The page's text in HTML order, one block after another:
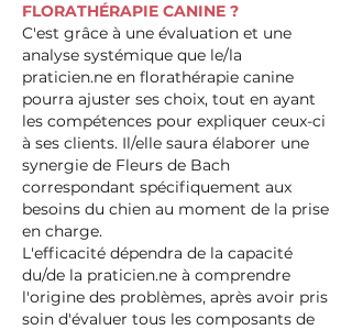
FLORATHÉRAPIE CANINE ?
C'est grâce à une évaluation et une
analyse systémique que le/la
praticien.ne en florathérapie canine
pourra ajuster ses choix, tout en ayant
les compétences pour expliquer ceux-ci
à ses clients. Il/elle saura élaborer une
synergie de Fleurs de Bach
correspondant spécifiquement aux
besoins du chien au moment de la prise
en charge.
L'efficacité dépendra de la capacité
du/de la praticien.ne à comprendre
l'origine des problèmes, après avoir pris
soin d'évaluer tous les composants de